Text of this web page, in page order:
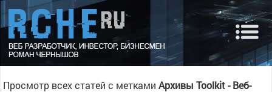
Просмотр всех статей с меткамиАрхивы Toolkit - Веб-